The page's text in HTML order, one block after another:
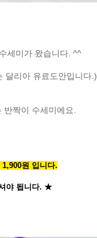
세미가 왔습니다. ^^
달리아 유료도안입니다.)
짝이 수세미에요.
원 입니다.
야 됩니다. ★